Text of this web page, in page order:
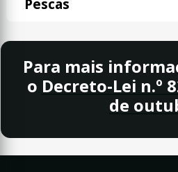
Pescas
Para mais
o Decreto-Lei n.º
de